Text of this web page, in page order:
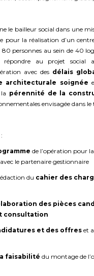
le bailleur social dans une
pour la réalisation d’un
80 personnes au sein de 40
au projet social
avec des délais
architecturale soignée
pérennité de la
envisagée dans le
de l’opération pour
le partenaire gestionnaire
du cahier des
des pièces
consultation
et des offres et
faisabilité du montage de